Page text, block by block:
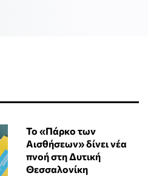
Το «Πάρκο των
Αισθήσεων» δίνει νέα
πνοή στη Δυτική
Θεσσαλονίκη